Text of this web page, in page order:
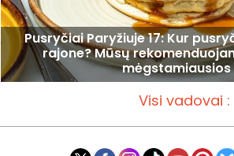
Pusryčiai Paryžiuje 17: Kur
rajone? Mūsų
mėgstamiausios
Visi vadovai